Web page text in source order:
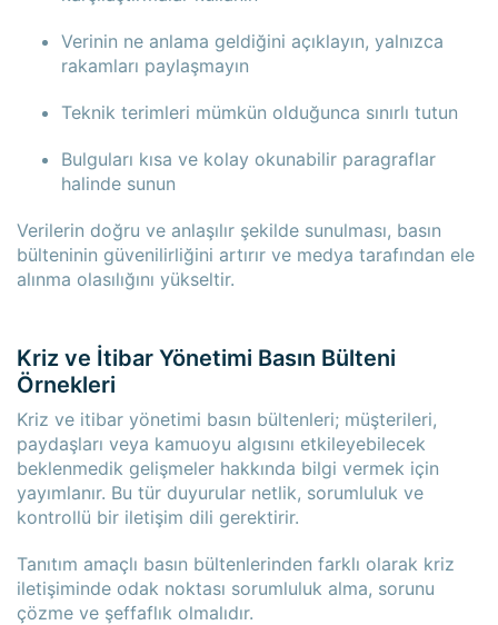
Verinin ne anlama geldiğini açıklayın, yalnızca
rakamları paylaşmayın
Teknik terimleri mümkün olduğunca sınırlı tutun
Bulguları kısa ve kolay okunabilir paragraflar
halinde sunun
Verilerin doğru ve anlaşılır şekilde sunulması, basın
bülteninin güvenilirliğini artırır ve medya tarafından ele
alınma olasılığını yükseltir.
Kriz ve İtibar Yönetimi Basın Bülteni
Örnekleri
Kriz ve itibar yönetimi basın bültenleri; müşterileri,
paydaşları veya kamuoyu algısını etkileyebilecek
beklenmedik gelişmeler hakkında bilgi vermek için
yayımlanır. Bu tür duyurular netlik, sorumluluk ve
kontrollü bir iletişim dili gerektirir.
Tanıtım amaçlı basın bültenlerinden farklı olarak kriz
iletişiminde odak noktası sorumluluk alma, sorunu
çözme ve şeffaflık olmalıdır.